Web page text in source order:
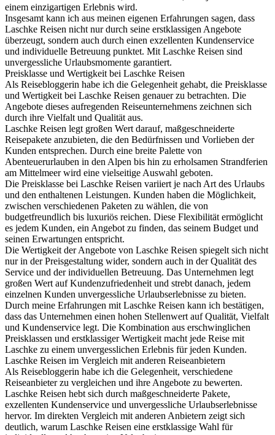
einem einzigartigen Erlebnis wird.
Insgesamt kann ich aus meinen eigenen Erfahrungen sagen, dass
Laschke Reisen nicht nur durch seine erstklassigen Angebote
überzeugt, sondern auch durch einen exzellenten Kundenservice
und individuelle Betreuung punktet. Mit Laschke Reisen sind
unvergessliche Urlaubsmomente garantiert.
Preisklasse und Wertigkeit bei Laschke Reisen
Als Reisebloggerin habe ich die Gelegenheit gehabt, die Preisklasse
und Wertigkeit bei Laschke Reisen genauer zu betrachten. Die
Angebote dieses aufregenden Reiseunternehmens zeichnen sich
durch ihre Vielfalt und Qualität aus.
Laschke Reisen legt großen Wert darauf, maßgeschneiderte
Reisepakete anzubieten, die den Bedürfnissen und Vorlieben der
Kunden entsprechen. Durch eine breite Palette von
Abenteuerurlauben in den Alpen bis hin zu erholsamen Strandferien
am Mittelmeer wird eine vielseitige Auswahl geboten.
Die Preisklasse bei Laschke Reisen variiert je nach Art des Urlaubs
und den enthaltenen Leistungen. Kunden haben die Möglichkeit,
zwischen verschiedenen Paketen zu wählen, die von
budgetfreundlich bis luxuriös reichen. Diese Flexibilität ermöglicht
es jedem Kunden, ein Angebot zu finden, das seinem Budget und
seinen Erwartungen entspricht.
Die Wertigkeit der Angebote von Laschke Reisen spiegelt sich nicht
nur in der Preisgestaltung wider, sondern auch in der Qualität des
Service und der individuellen Betreuung. Das Unternehmen legt
großen Wert auf Kundenzufriedenheit und strebt danach, jedem
einzelnen Kunden unvergessliche Urlaubserlebnisse zu bieten.
Durch meine Erfahrungen mit Laschke Reisen kann ich bestätigen,
dass das Unternehmen einen hohen Stellenwert auf Qualität, Vielfalt
und Kundenservice legt. Die Kombination aus erschwinglichen
Preisklassen und erstklassiger Wertigkeit macht jede Reise mit
Laschke zu einem unvergesslichen Erlebnis für jeden Kunden.
Laschke Reisen im Vergleich mit anderen Reiseanbietern
Als Reisebloggerin habe ich die Gelegenheit, verschiedene
Reiseanbieter zu vergleichen und ihre Angebote zu bewerten.
Laschke Reisen hebt sich durch maßgeschneiderte Pakete,
exzellenten Kundenservice und unvergessliche Urlaubserlebnisse
hervor. Im direkten Vergleich mit anderen Anbietern zeigt sich
deutlich, warum Laschke Reisen eine erstklassige Wahl für